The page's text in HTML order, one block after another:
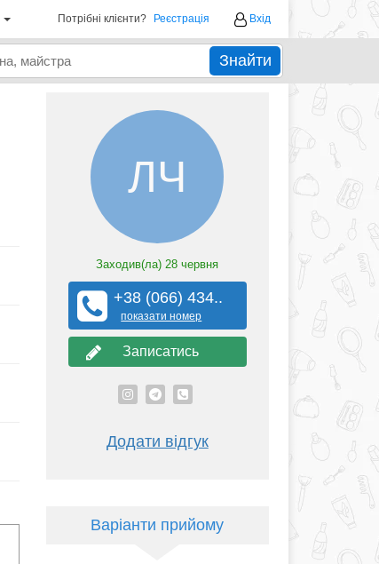
Потрібні клієнти? Реєстрація Вхід
Знайти
ЛЧ
Заходив(ла)28 червня
+38 (066) 434..
показати номер
Записатись
Додати відгук
Варіанти прийому